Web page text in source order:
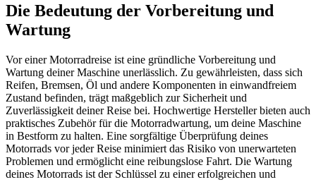
Die Bedeutung der Vorbereitung und
Wartung
Vor einer Motorradreise ist eine gründliche Vorbereitung und
Wartung deiner Maschine unerlässlich. Zu gewährleisten, dass sich
Reifen, Bremsen, Öl und andere Komponenten in einwandfreiem
Zustand befinden, trägt maßgeblich zur Sicherheit und
Zuverlässigkeit deiner Reise bei. Hochwertige Hersteller bieten auch
praktisches Zubehör für die Motorradwartung, um deine Maschine
in Bestform zu halten. Eine sorgfältige Überprüfung deines
Motorrads vor jeder Reise minimiert das Risiko von unerwarteten
Problemen und ermöglicht eine reibungslose Fahrt. Die Wartung
deines Motorrads ist der Schlüssel zu einer erfolgreichen und